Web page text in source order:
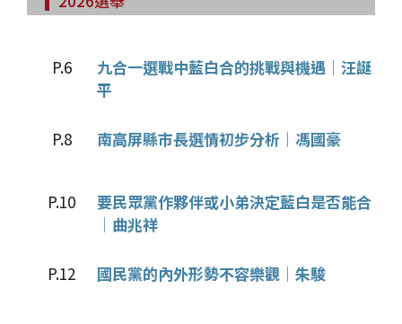
P.6
九合一選戰中藍白合的挑戰與機遇│汪誕
平
P.8 南高屏縣市長選情初步分析│馮國豪
P.10
要民眾黨作夥伴或小弟決定藍白是否能合
│曲兆祥
P.12 國民黨的內外形勢不容樂觀│朱駿